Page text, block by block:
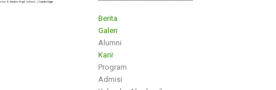
Berita
Galeri
Alumni
Karir
Program
Admisi